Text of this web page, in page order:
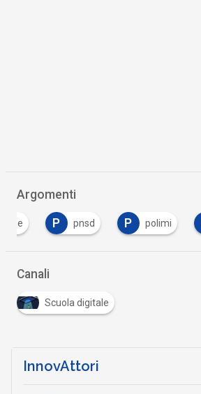
Argomenti
P pnsd P polimi
Canali
Scuola digitale
InnovAttori